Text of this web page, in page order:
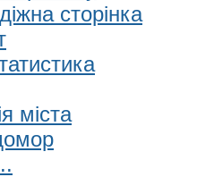
сторінка
міста